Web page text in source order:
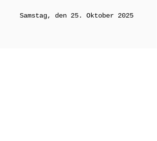
Samstag, den 25. Oktober 2025